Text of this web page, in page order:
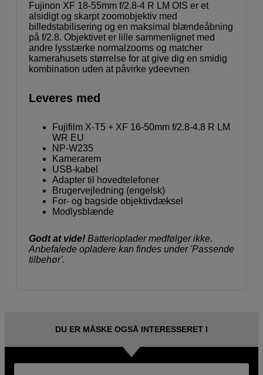
Fujinon XF 18-55mm f/2.8-4 R LM OIS er et
alsidigt og skarpt zoomobjektiv med
billedstabilisering og en maksimal blændeåbning
på f/2.8. Objektivet er lille sammenlignet med
andre lysstærke normalzooms og matcher
kamerahusets størrelse for at give dig en smidig
kombination uden at påvirke ydeevnen
Leveres med
Fujifilm X-T5 + XF 16-50mm f/2.8-4.8 R LM
WR EU
NP-W235
Kamerarem
USB-kabel
Adapter til hovedtelefoner
Brugervejledning (engelsk)
For- og bagside objektivdæksel
Modlysblænde
Godt at vide! Batterioplader medfølger ikke.
Anbefalede opladere kan findes under 'Passende
tilbehør'.
DU ER MÅSKE OGSÅ INTERESSERET I